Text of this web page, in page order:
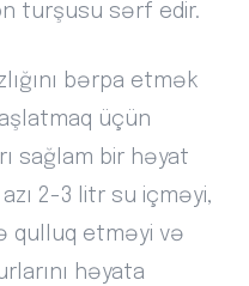
turşusu sərf edir.
bərpa etmək
üçün
sağlam bir həyat
2-3 litr su içməyi,
qulluq etməyi və
həyata